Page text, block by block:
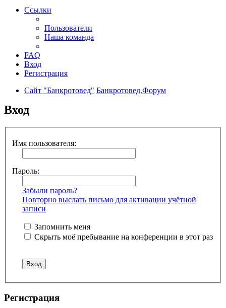
Ссылки
Пользователи
Наша команда
FAQ
Вход
Регистрация
Сайт "Банкротовед" Банкротовед.Форум
Вход
Имя пользователя:
Пароль:
Забыли пароль?
Повторно выслать письмо для активации учётной
записи
Запомнить меня
Скрыть моё пребывание на конференции в этот раз
Регистрация